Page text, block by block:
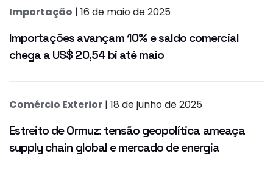
Importação | 16 de maio de 2025
Importações avançam 10% e saldo comercial
chega a US$ 20,54 bi até maio
Comércio Exterior | 18 de junho de 2025
Estreito de Ormuz: tensão geopolítica ameaça
supply chain global e mercado de energia